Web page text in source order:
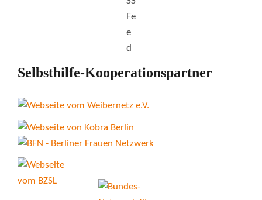
Selbsthilfe-Kooperationspartner